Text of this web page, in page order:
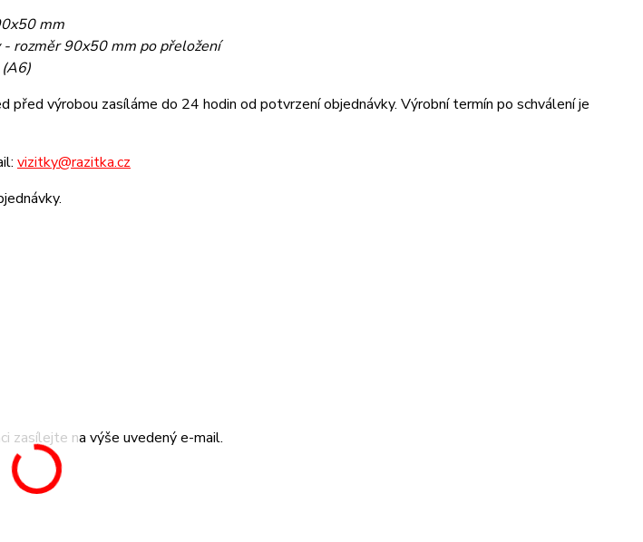
mm
rozměr 90x50 mm po přeložení
před výrobou zasíláme do 24 hodin od potvrzení objednávky. Výrobní termín po schválení je
vizitky@razitka.cz
zasílejte na výše uvedený e-mail.